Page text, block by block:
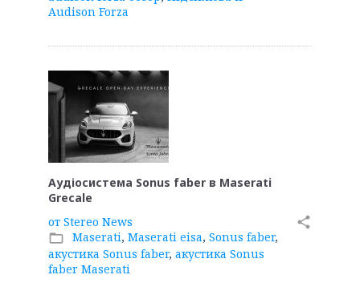
Audison Forza
Аудіосистема Sonus faber в Maserati
Grecale
от Stereo News
folder_open Maserati, Maserati eisa, Sonus faber,
акустика Sonus faber, акустика Sonus
faber Maserati
share